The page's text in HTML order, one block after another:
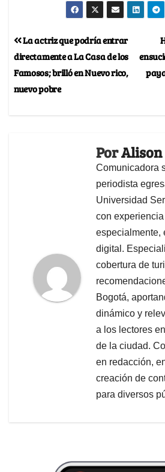
La actriz que podría entrar
directamente a La Casa de los
Famosos; brilló en Nuevo rico,
nuevo pobre
Por
Comunicadora
periodista
Universidad
con
especialmente,
digital.
cobertura de
Bogotá,
dinámico y
a los lectores
de la ciudad.
en redacción,
creación de
para diversos